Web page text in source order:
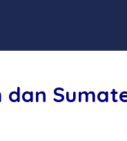
dan